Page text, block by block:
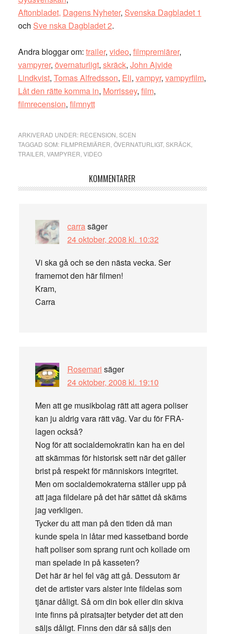
Aftonbladet, Dagens Nyheter, Svenska Dagbladet 1
och Sve nska Dagbladet 2.
Andra bloggar om: trailer, video, filmpremiärer,
vampyrer, övernaturligt, skräck, John Ajvide
Lindkvist, Tomas Alfredsson, Eli, vampyr, vampyrfilm,
Låt den rätte komma in, Morrissey, film,
filmrecension, filmnytt
ARKIVERAD UNDER: RECENSION SCEN
TAGGAD SOM: FILMPREMIÄRER ÖVERNATURLIGT, SKRÄCK,
TRAILER VAMPYRER VIDEO
Läsarkommentarer
KOMMENTARER
carrasäger
24 oktober, 2008 kl. 10:32
Vi ska gå och se den nästa vecka. Ser
framemot den här filmen!
Kram,
Carra
Rosemari säger
24 oktober, 2008 kl. 19:10
Men att ge musikbolag rätt att agera poliser
kan ju aldrig vara rätt väg. Var du för FRA-
lagen också?
Nog för att socialdemokratin kan ha en del
att skämmas för historisk sett när det gäller
brist på respekt för människors integritet.
Men om socialdemokraterna ställer upp på
att jaga fildelare på det här sättet då skäms
jag verkligen.
Tycker du att man på den tiden då man
kunde spela in låtar med kassetband borde
haft poliser som sprang runt och kollade om
man spelade in på kasseten?
Det här är hel fel väg att gå. Dessutom är
det de artister vars alster inte fildelas som
tjänar dåligt. Så om din bok eller din skiva
inte finns på piratsajter betyder det att den
säljs dåligt. Finns den där så säljs den